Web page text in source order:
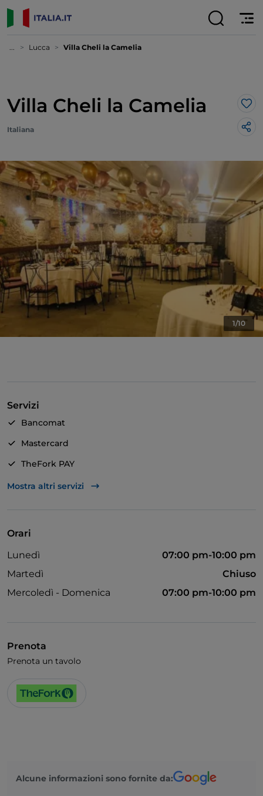
... Lucca Villa Cheli la Camelia
Villa Cheli la Camelia
Italiana
1/10
Servizi
Bancomat
Mastercard
TheFork PAY
Unionpay via TheFork PAY
Si parla inglese
Wi-Fi
Mostra altri servizi
Orari
Lunedì
07:00 pm-10:00 pm
Martedì
Chiuso
Mercoledì - Domenica
07:00 pm-10:00 pm
Prenota
Prenota un tavolo
Alcune informazioni sono fornite da: